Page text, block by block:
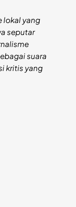
lokal yang
seputar
suara
kritis yang